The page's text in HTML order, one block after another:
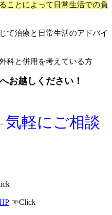
ことによって日常生活での負
て治療と日常生活のアドバイ
科と併用を考えている方
お越しください！
気軽にご相談
☜Click